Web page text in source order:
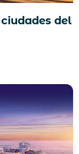
del